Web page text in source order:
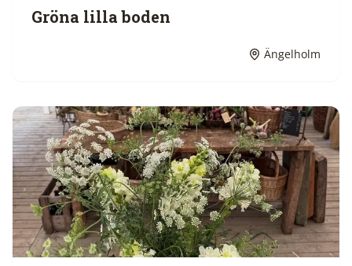
Gröna lilla boden
Ängelholm